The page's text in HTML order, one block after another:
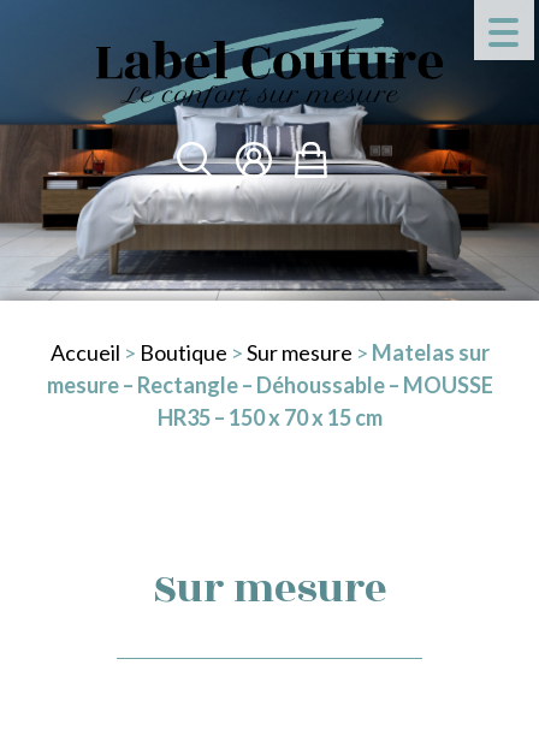
Accueil > Boutique >Sur mesure > Matelas sur
mesure – Rectangle – Déhoussable – MOUSSE
HR35 – 150 x 70 x 15 cm
Sur mesure